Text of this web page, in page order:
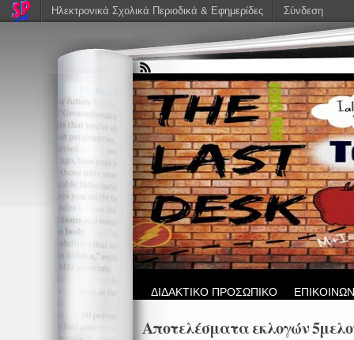
ΔΙΔΑΚΤΙΚΟ ΠΡΟΣΩΠΙΚΟ
Αποτελέσματα εκλογών
Ηλεκτρονικά Σχολικά Περιοδικά & Εφημερίδες Σύνδεση